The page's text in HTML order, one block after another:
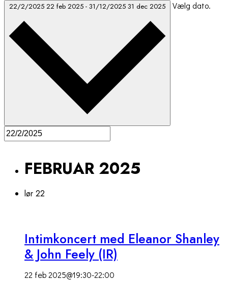
22/2/2025 22 feb 2025 - 31/12/2025 31 dec 2025 Vælg dato.
FEBRUAR 2025
lør 22
Intimkoncert med Eleanor Shanley
& John Feely (IR)
22 feb 2025@19:30-22:00